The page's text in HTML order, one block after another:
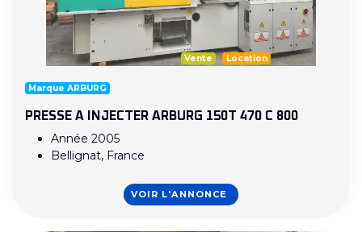
Vente Location
Marque ARBURG
PRESSE A INJECTER ARBURG 150T 470 C 800
Année 2005
Bellignat, France
VOIR L'ANNONCE